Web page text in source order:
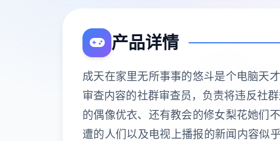
产品详情
成天在家里无所事事的悠斗是个电脑天
审查内容的社群审查员，负责将违反社
的偶像优衣、还有教会的修女梨花她们
遭的人们以及电视上播报的新闻内容似